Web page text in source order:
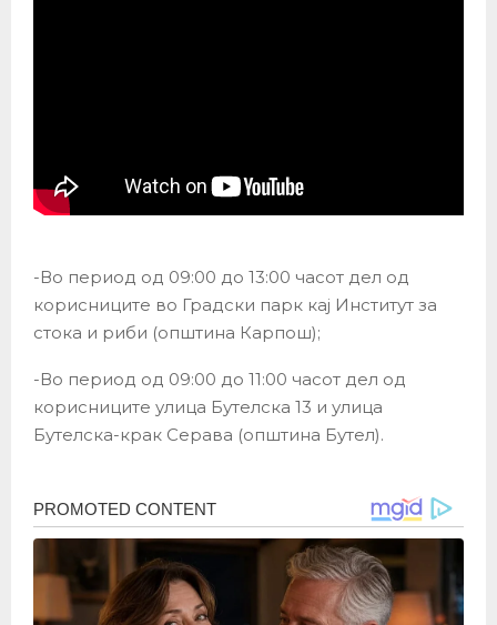
-Во период од 09:00 до 13:00 часот дел од
корисниците во Градски парк кај Институт за
стока и риби (општина Карпош);
-Во период од 09:00 до 11:00 часот дел од
корисниците улица Бутелска 13 и улица
Бутелска-крак Серава (општина Бутел).